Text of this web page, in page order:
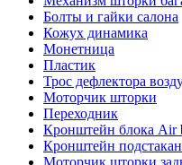
Болты и гайки салона
Кожух динамика
Монетница
Пластик
Трос дефлектора
Моторчик шторки
Переходник
Кронштейн блока Air
Кронштейн
Моторчик шторки